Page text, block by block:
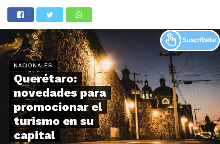
NACIONALES
Querétaro:
novedades para
promocionar el
turismo en su
capital